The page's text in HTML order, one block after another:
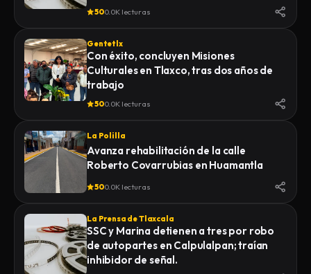
500.0K lecturas
Gentetlx
Con éxito, concluyen Misiones
Culturales en Tlaxco, tras dos años de
trabajo
500.0K lecturas
La Polilla
Avanza rehabilitación de la calle
Roberto Covarrubias en Huamantla
500.0K lecturas
La Prensa de Tlaxcala
SSC y Marina detienen a tres por robo
de autopartes en Calpulalpan; traían
inhibidor de señal.